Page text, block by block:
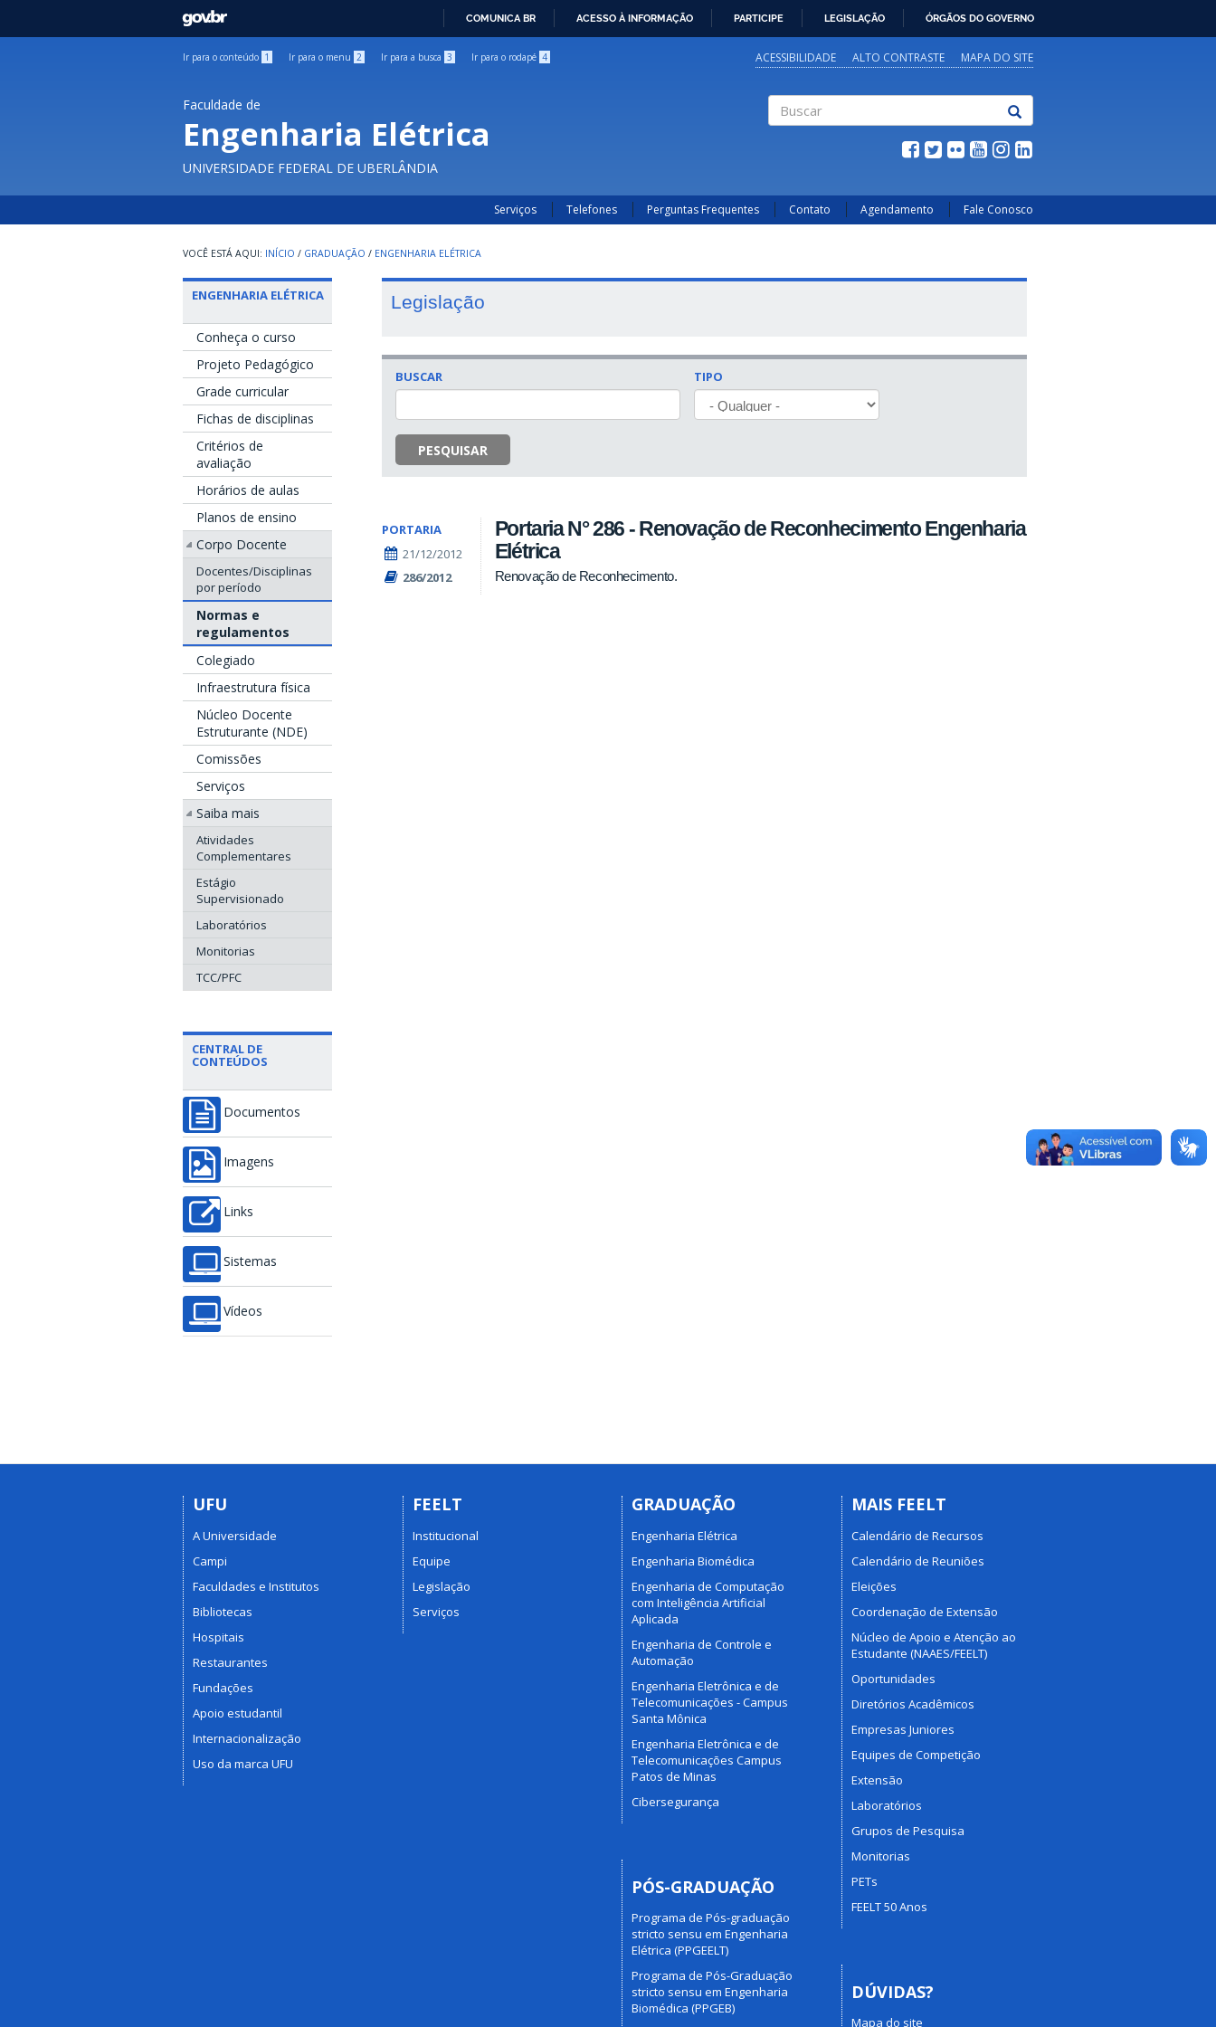
GOVBR
COMUNICA BR ACESSO À INFORMAÇÃO PARTICIPE LEGISLAÇÃO ÓRGÃOS DO GOVERNO
Ir para o conteúdo 1 Ir para o menu 2 Ir para a busca 3 Ir para o rodapé 4 ACESSIBILIDADE ALTO CONTRASTE MAPA DO SITE
Faculdade de
Engenharia Elétrica
UNIVERSIDADE FEDERAL DE UBERLÂNDIA
Serviços Telefones Perguntas Frequentes Contato Agendamento Fale Conosco
INÍCIO / GRADUAÇÃO / ENGENHARIA ELÉTRICA
ENGENHARIA ELÉTRICA
Conheça o curso
Projeto Pedagógico
Grade curricular
Fichas de disciplinas
Critérios de
avaliação
Horários de aulas
Planos de ensino
Corpo Docente
Docentes/Disciplinas
por período
Normas e
regulamentos
Colegiado
Infraestrutura física
Núcleo Docente
Estruturante (NDE)
Comissões
Serviços
Saiba mais
Atividades
Complementares
Estágio
Supervisionado
Laboratórios
Monitorias
TCC/PFC
CENTRAL DE
CONTEÚDOS
Documentos
Imagens
Links
Sistemas
Vídeos
Legislação
BUSCAR TIPO
PESQUISAR
PORTARIA
21/12/2012
286/2012
Portaria N° 286 - Renovação de Reconhecimento Engenharia
Elétrica
Renovação de Reconhecimento.
UFU
A Universidade
Campi
Faculdades e Institutos
Bibliotecas
Hospitais
Restaurantes
Fundações
Apoio estudantil
Internacionalização
Uso da marca UFU
FEELT
Institucional
Equipe
Legislação
Serviços
GRADUAÇÃO
Engenharia Elétrica
Engenharia Biomédica
Engenharia de Computação
com Inteligência Artificial
Aplicada
Engenharia de Controle e
Automação
Engenharia Eletrônica e de
Telecomunicações - Campus
Santa Mônica
Engenharia Eletrônica e de
Telecomunicações Campus
Patos de Minas
Cibersegurança
PÓS-GRADUAÇÃO
Programa de Pós-graduação
stricto sensu em Engenharia
Elétrica (PPGEELT)
Programa de Pós-Graduação
stricto sensu em Engenharia
Biomédica (PPGEB)
MAIS FEELT
Calendário de Recursos
Calendário de Reuniões
Eleições
Coordenação de Extensão
Núcleo de Apoio e Atenção ao
Estudante (NAAES/FEELT)
Oportunidades
Diretórios Acadêmicos
Empresas Juniores
Equipes de Competição
Extensão
Laboratórios
Grupos de Pesquisa
Monitorias
PETs
FEELT 50 Anos
DÚVIDAS?
Mapa do site